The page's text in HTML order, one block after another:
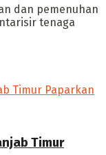
dan pemenuhan
tenaga
Timur